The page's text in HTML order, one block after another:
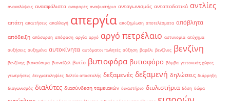
ανακαλύψεις ανασφάλιστα αναφορές αναψυκτήρια ανταγωνισμός ανταποδοτικά αντλίες
απάτη απαιτήσεις απαλλαγή απεργία αποζημίωση αποτελέσματα απόβλητα
απόδειξη απόσυρση απόφαση αργία αργό αργό πετρέλαιο αστυνομία ατύχημα
αυξήσεις αυξημένα αυτοκίνητα αυτόματοι πωλητές αύξηση βαρέλι βενζίνες βενζίνη
βενζίνης βιοκαύσιμα βιοντίζελ βυτίο βυτιοφόρα βυτιοφόρο βόμβα γειτονικές χώρες
γεωτρήσεις δειγματοληψίες δελτίο αποστολής δεξαμενές δεξαμενή δηλώσεις διάρρηξη
διαγωνισμός διαλύτες διασύνδεση ταμειακών δικαστήριο διυλιστήρια δόση δώρα